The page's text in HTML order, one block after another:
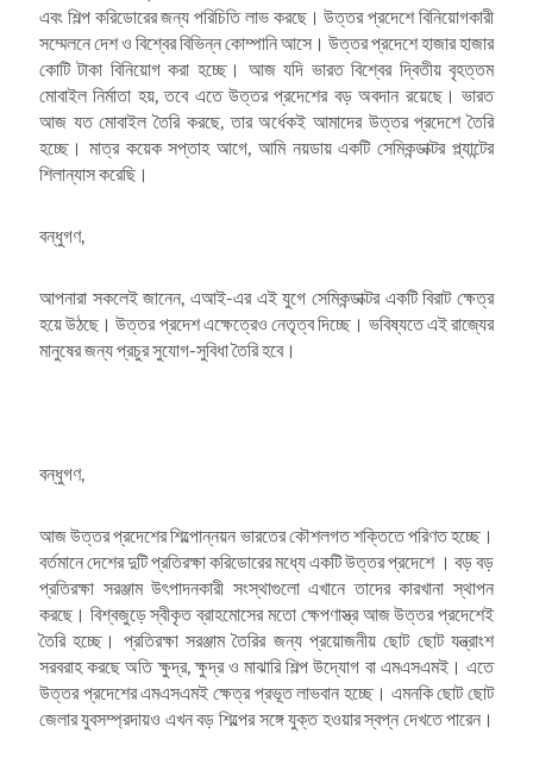
এবং শিল্প করিডোরের জন্য পরিচিতি লাভ করছে। উত্তর প্রদেশে বিনিয়োগকারী
সম্মেলনে দেশ ও বিশ্বের বিভিন্ন কোম্পানি আসে। উত্তর প্রদেশে হাজার হাজার
কোটি টাকা বিনিয়োগ করা হচ্ছে। আজ যদি ভারত বিশ্বের দ্বিতীয় বৃহত্তম
মোবাইল নির্মাতা হয়, তবে এতে উত্তর প্রদেশের বড় অবদান রয়েছে। ভারত
আজ যত মোবাইল তৈরি করছে, তার অর্ধেকই আমাদের উত্তর প্রদেশে তৈরি
হচ্ছে। মাত্র কয়েক সপ্তাহ আগে, আমি নয়ডায় একটি সেমিকন্ডাক্টর প্ল্যান্টের
শিলান্যাস করেছি।
বন্ধুগণ,
আপনারা সকলেই জানেন, এআই-এর এই যুগে সেমিকন্ডাক্টর একটি বিরাট ক্ষেত্র
হয়ে উঠছে। উত্তর প্রদেশ এক্ষেত্রেও নেতৃত্ব দিচ্ছে। ভবিষ্যতে এই রাজ্যের
মানুষের জন্য প্রচুর সুযোগ-সুবিধা তৈরি হবে।
বন্ধুগণ,
আজ উত্তর প্রদেশের শিল্পোন্নয়ন ভারতের কৌশলগত শক্তিতে পরিণত হচ্ছে।
বর্তমানে দেশের দুটি প্রতিরক্ষা করিডোরের মধ্যে একটি উত্তর প্রদেশে । বড় বড়
প্রতিরক্ষা সরঞ্জাম উৎপাদনকারী সংস্থাগুলো এখানে তাদের কারখানা স্থাপন
করছে। বিশ্বজুড়ে স্বীকৃত ব্রাহমোসের মতো ক্ষেপণাস্ত্র আজ উত্তর প্রদেশেই
তৈরি হচ্ছে। প্রতিরক্ষা সরঞ্জাম তৈরির জন্য প্রয়োজনীয় ছোট ছোট যন্ত্রাংশ
সরবরাহ করছে অতি ক্ষুদ্র, ক্ষুদ্র ও মাঝারি শিল্প উদ্যোগ বা এমএসএমই। এতে
উত্তর প্রদেশের এমএসএমই ক্ষেত্র প্রভূত লাভবান হচ্ছে। এমনকি ছোট ছোট
জেলার যুবসম্প্রদায়ও এখন বড় শিল্পের সঙ্গে যুক্ত হওয়ার স্বপ্ন দেখতে পারেন।